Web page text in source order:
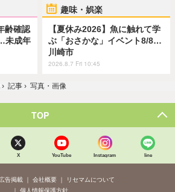
齢確認
未成年
趣味・娯楽
【夏休み2026】魚に触れて学
ぶ「おさかな」イベント8/8…
川崎市
2026.8.7 Fri 10:45
› 記事 › 写真・画像
TOP
X YouTube Instagram line
広告掲載 会社概要
リセマムについて
個人情報保護方針